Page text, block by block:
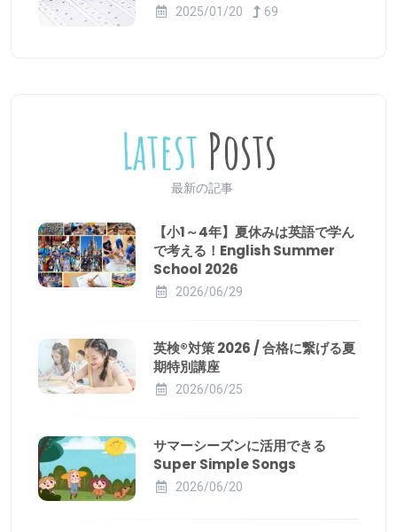
2025/01/20 69
Latest Posts
最新の記事
【小1～4年】夏休みは英語で学ん
で考える！English Summer
School 2026
2026/06/29
英検®対策 2026 / 合格に繋げる夏
期特別講座
2026/06/25
サマーシーズンに活用できる
Super Simple Songs
2026/06/20